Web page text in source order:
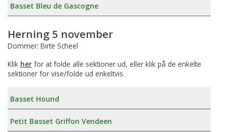
Basset Bleu de Gascogne
Herning 5 november
Dommer: Birte Scheel
Klik her for at folde alle sektioner ud, eller klik på de enkelte
sektioner for vise/folde ud enkeltvis.
Basset Hound
Petit Basset Griffon Vendeen